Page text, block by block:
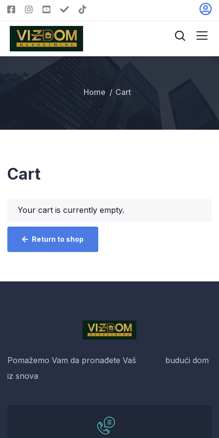
Home Cart
Cart
Your cart is currently empty.
Return to shop
Pomažemo Vam da pronađete Vaš budući dom
iz snova